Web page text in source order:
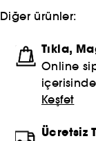
Diğer ürünler:
Tıkla,
Online
Keşfet
Ücretsiz